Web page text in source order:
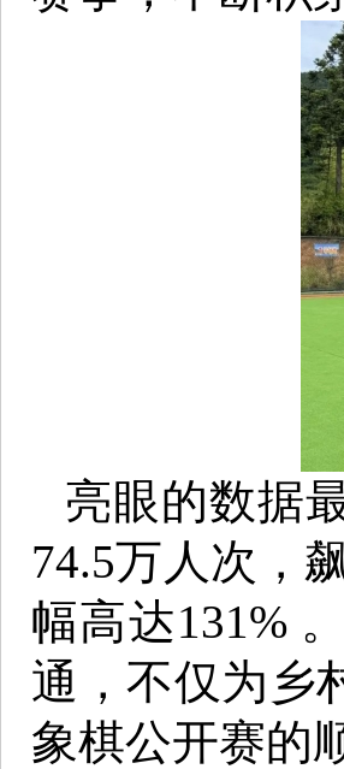
亮眼的数据
74.5万人次，
幅高达131%
通，不仅为乡
象棋公开赛的